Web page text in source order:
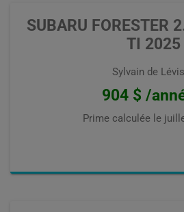
SUBARU FORESTER
TI 2025
Sylvain de Lévis
904 $ /
Prime calculée le